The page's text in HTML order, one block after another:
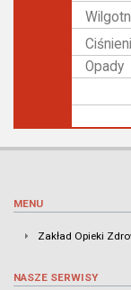
Opady
MENU
Zakład Opieki
NASZE SERWISY